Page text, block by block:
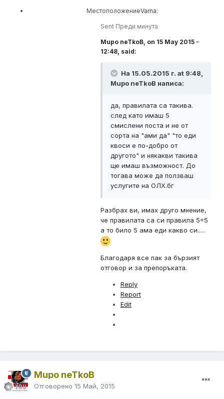
МестоположениеVarna:
Sent Преди минута
Mupo neTkoB, on 15 May 2015 -
12:48, said:
На 15.05.2015 г. at 9:48,
Mupo neTkoB написа:
да, правилата са такива.
след като имаш 5
смислени поста и не от
сорта на "ами да" "то еди
квоси е по-добро от
другото" и някакви такива
ще имаш възможност. До
тогава може да ползваш
услугите на ОЛХ.бг
Разбрах ви, имах друго мнение,
че правилата са си правила 5=5
а то било 5 ама еди какво си.....
Благодаря все пак за бързият
отговор и за препоръката.
Reply
Report
Edit
Mupo neTkoB
Отговорено 15 Май, 2015